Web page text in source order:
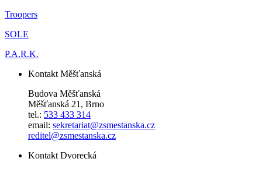
Troopers
SOLE
P.A.R.K.
Kontakt Měšťanská
Budova Měšťanská
Měšťanská 21, Brno
tel.: 533 433 314
email: sekretariat@zsmestanska.cz
reditel@zsmestanska.cz
Kontakt Dvorecká